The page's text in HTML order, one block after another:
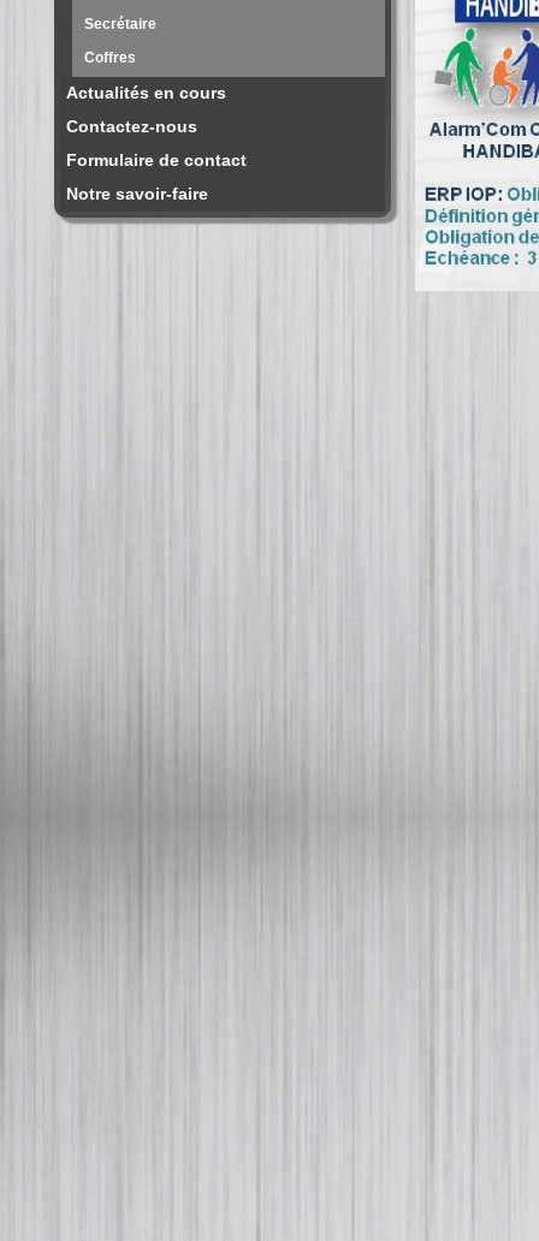
Secrétaire
Coffres
Actualités en cours
Contactez-nous
Formulaire de contact
Notre savoir-faire